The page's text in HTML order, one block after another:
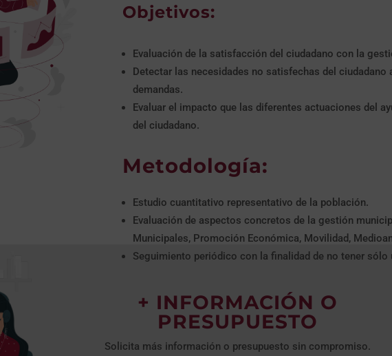
Objetivos:
Evaluación de la satisfacción del ciudadano con la
Detectar las necesidades no satisfechas del
demandas.
Evaluar el impacto que las diferentes actuaciones del
del ciudadano.
Metodología:
Estudio cuantitativo representativo de la población.
Evaluación de aspectos concretos de la gestión
Municipales, Promoción Económica, Movilidad,
Seguimiento periódico con la finalidad de no tener
+ INFORMACIÓN O
PRESUPUESTO
Solicita más información o presupuesto sin compromiso.